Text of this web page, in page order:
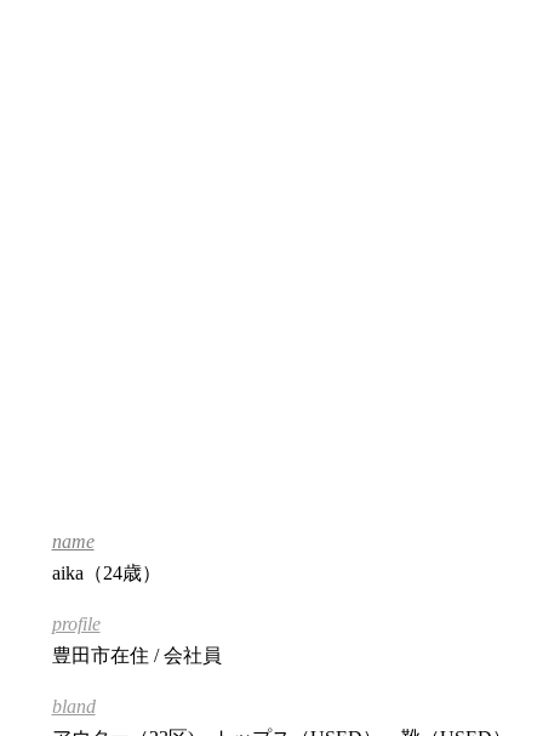
name
aika（24歳）
profile
豊田市在住 / 会社員
bland